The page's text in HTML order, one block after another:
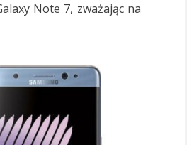
Note 7, zważając na